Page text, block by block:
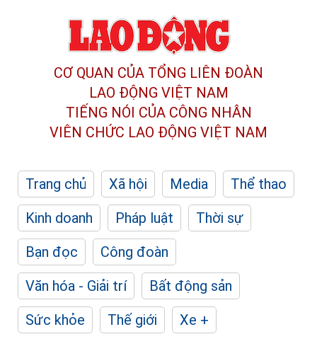
CƠ QUAN CỦA TỔNG LIÊN ĐOÀN
LAO ĐỘNG VIỆT NAM
TIẾNG NÓI CỦA CÔNG NHÂN
VIÊN CHỨC LAO ĐỘNG VIỆT NAM
Trang chủ Xã hội Media
Thể thao
Kinh doanh
Pháp luật
Thời sự
Bạn đọc
Công đoàn
Văn hóa - Giải trí
Bất động sản
Sức khỏe
Thế giới
Xe +